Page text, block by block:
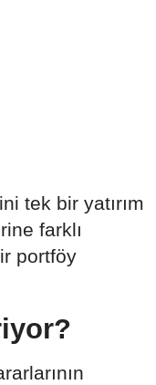
tek bir yatırım
farklı
portföy